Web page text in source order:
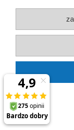
marki: Bluewater
Miraqua,